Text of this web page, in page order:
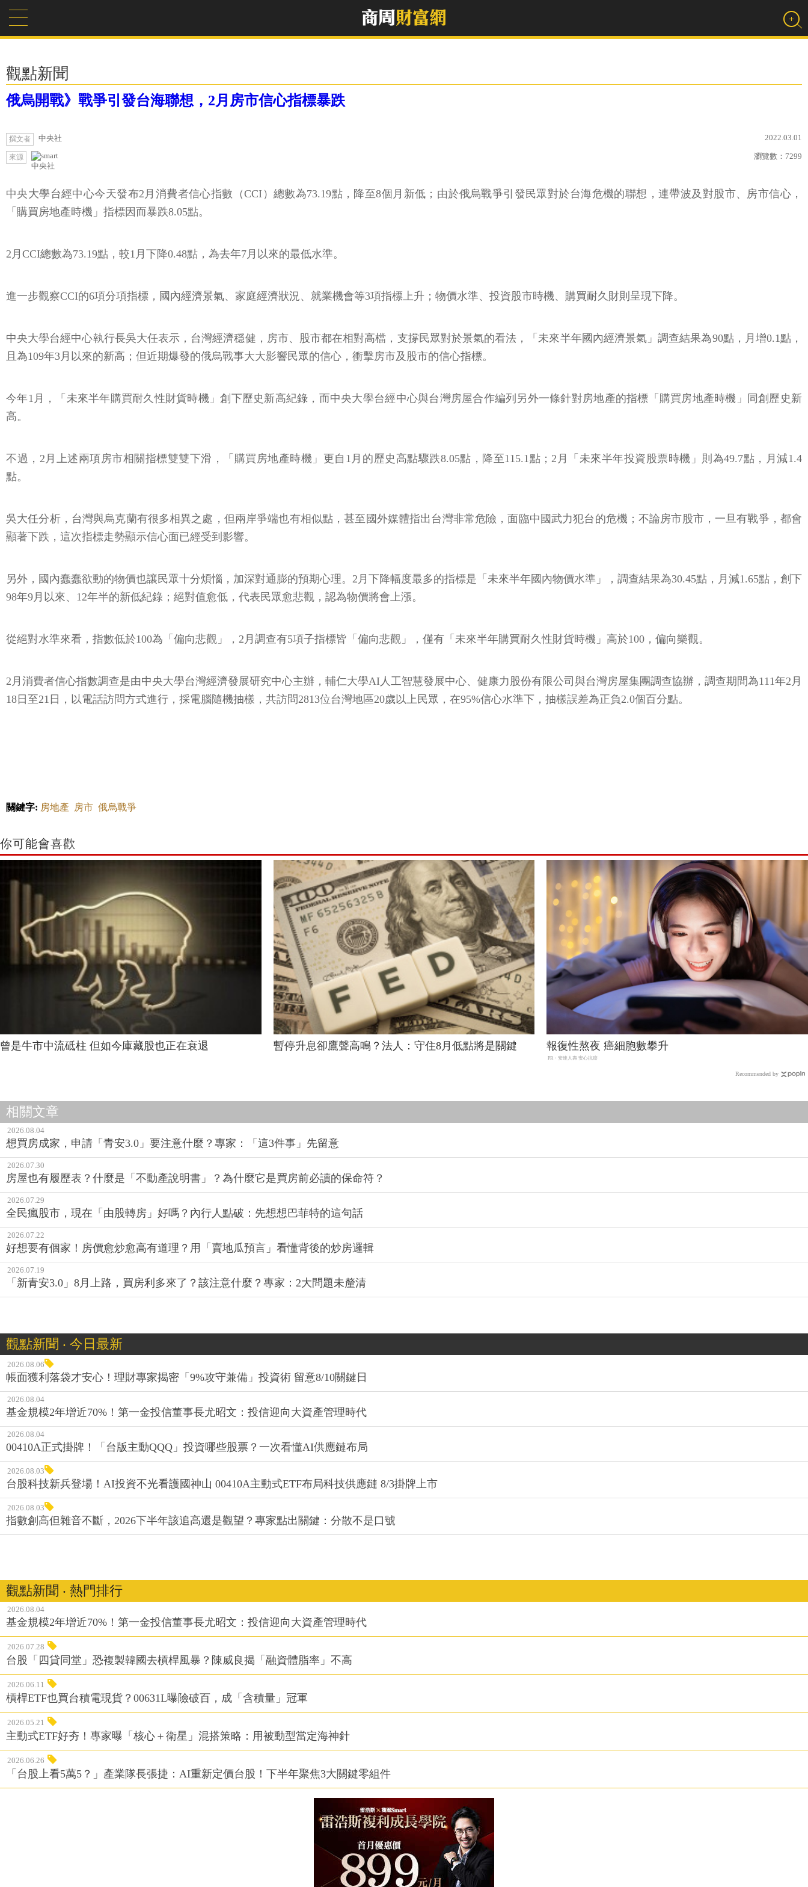
觀點新聞
俄烏開戰》戰爭引發台海聯想，2月房市信心指標暴跌
撰文者 中央社 2022.03.01
來源
中央社
瀏覽數： 7299
中央大學台經中心今天發布2月消費者信心指數（CCI）總數為73.19點，降至8個月新低；由於俄烏戰爭引發民眾對於台海危機的聯想，連帶波及對股市、房市信心，
「購買房地產時機」指標因而暴跌8.05點。
2月CCI總數為73.19點，較1月下降0.48點，為去年7月以來的最低水準。
進一步觀察CCI的6項分項指標，國內經濟景氣、家庭經濟狀況、就業機會等3項指標上升；物價水準、投資股市時機、購買耐久財則呈現下降。
中央大學台經中心執行長吳大任表示，台灣經濟穩健，房市、股市都在相對高檔，支撐民眾對於景氣的看法，「未來半年國內經濟景氣」調查結果為90點，月增0.1點，
且為109年3月以來的新高；但近期爆發的俄烏戰事大大影響民眾的信心，衝擊房市及股市的信心指標。
今年1月，「未來半年購買耐久性財貨時機」創下歷史新高紀錄，而中央大學台經中心與台灣房屋合作編列另外一條針對房地產的指標「購買房地產時機」同創歷史新
高。
不過，2月上述兩項房市相關指標雙雙下滑，「購買房地產時機」更自1月的歷史高點驟跌8.05點，降至115.1點；2月「未來半年投資股票時機」則為49.7點，月減1.4
點。
吳大任分析，台灣與烏克蘭有很多相異之處，但兩岸爭端也有相似點，甚至國外媒體指出台灣非常危險，面臨中國武力犯台的危機；不論房市股市，一旦有戰爭，都會
顯著下跌，這次指標走勢顯示信心面已經受到影響。
另外，國內蠢蠢欲動的物價也讓民眾十分煩惱，加深對通膨的預期心理。2月下降幅度最多的指標是「未來半年國內物價水準」，調查結果為30.45點，月減1.65點，創下
98年9月以來、12年半的新低紀錄；絕對值愈低，代表民眾愈悲觀，認為物價將會上漲。
從絕對水準來看，指數低於100為「偏向悲觀」，2月調查有5項子指標皆「偏向悲觀」，僅有「未來半年購買耐久性財貨時機」高於100，偏向樂觀。
2月消費者信心指數調查是由中央大學台灣經濟發展研究中心主辦，輔仁大學AI人工智慧發展中心、健康力股份有限公司與台灣房屋集團調查協辦，調查期間為111年2月
18日至21日，以電話訪問方式進行，採電腦隨機抽樣，共訪問2813位台灣地區20歲以上民眾，在95%信心水準下，抽樣誤差為正負2.0個百分點。
關鍵字: 房地產 房市 俄烏戰爭
你可能會喜歡
曾是牛市中流砥柱 但如今庫藏股也正在衰退 暫停升息卻鷹聲高鳴？法人：守住8月低點將是關鍵 報復性熬夜 癌細胞數攀升
PR・安達人壽 安心抗癌
Recommended by
相關文章
2026.08.04
想買房成家，申請「青安3.0」要注意什麼？專家：「這3件事」先留意
2026.07.30
房屋也有履歷表？什麼是「不動產說明書」？為什麼它是買房前必讀的保命符？
2026.07.29
全民瘋股市，現在「由股轉房」好嗎？內行人點破：先想想巴菲特的這句話
2026.07.22
好想要有個家！房價愈炒愈高有道理？用「賣地瓜預言」看懂背後的炒房邏輯
2026.07.19
「新青安3.0」8月上路，買房利多來了？該注意什麼？專家：2大問題未釐清
觀點新聞 ‧ 今日最新
2026.08.06
帳面獲利落袋才安心！理財專家揭密「9%攻守兼備」投資術 留意8/10關鍵日
2026.08.04
基金規模2年增近70%！第一金投信董事長尤昭文：投信迎向大資產管理時代
2026.08.04
00410A正式掛牌！「台版主動QQQ」投資哪些股票？一次看懂AI供應鏈布局
2026.08.03
台股科技新兵登場！AI投資不光看護國神山 00410A主動式ETF布局科技供應鏈 8/3掛牌上市
2026.08.03
指數創高但雜音不斷，2026下半年該追高還是觀望？專家點出關鍵：分散不是口號
觀點新聞 ‧ 熱門排行
2026.08.04
基金規模2年增近70%！第一金投信董事長尤昭文：投信迎向大資產管理時代
2026.07.28
台股「四貸同堂」恐複製韓國去槓桿風暴？陳威良揭「融資體脂率」不高
2026.06.11
槓桿ETF也買台積電現貨？00631L曝險破百，成「含積量」冠軍
2026.05.21
主動式ETF好夯！專家曝「核心＋衛星」混搭策略：用被動型當定海神針
2026.06.26
「台股上看5萬5？」產業隊長張捷：AI重新定價台股！下半年聚焦3大關鍵零組件